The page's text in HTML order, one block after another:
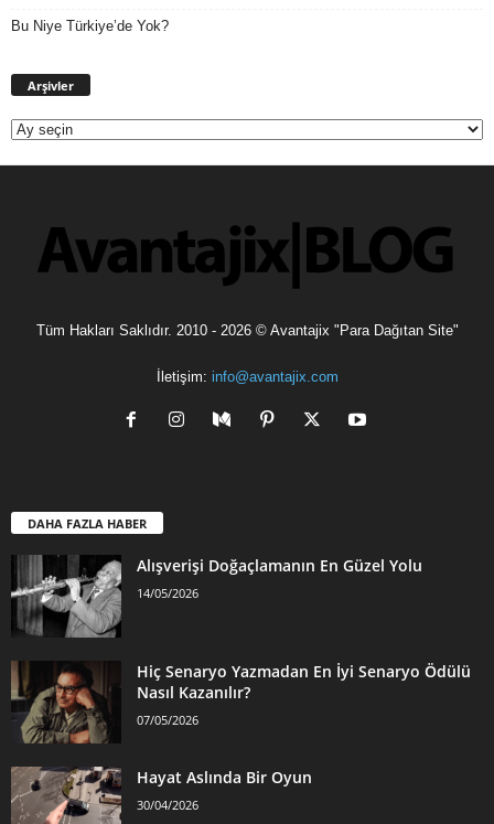
Bu Niye Türkiye’de Yok?
Arşivler
Tüm Hakları Saklıdır. 2010 - 2026 © Avantajix "Para Dağıtan Site"
İletişim: info@avantajix.com
DAHA FAZLA HABER
Alışverişi Doğaçlamanın En Güzel Yolu
14/05/2026
Hiç Senaryo Yazmadan En İyi Senaryo Ödülü
Nasıl Kazanılır?
07/05/2026
Hayat Aslında Bir Oyun
30/04/2026